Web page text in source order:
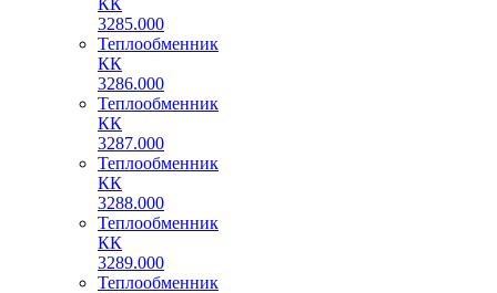
КК
3285.000
Теплообменник
КК
3286.000
Теплообменник
КК
3287.000
Теплообменник
КК
3288.000
Теплообменник
КК
3289.000
Теплообменник